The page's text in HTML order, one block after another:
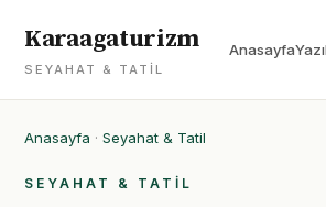
Karaagaturizm
SEYAHAT & TATIL
Anasayfa
Anasayfa · Seyahat & Tatil
SEYAHAT & TATIL